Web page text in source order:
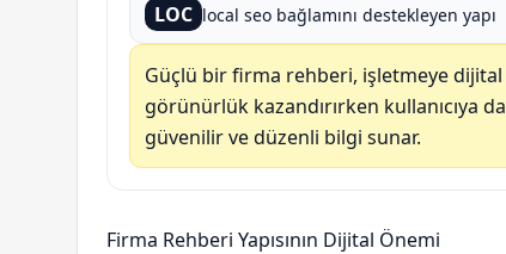
LOC local seo bağlamını destekleyen yapı
Güçlü bir firma rehberi, işletmeye dijital
görünürlük kazandırırken kullanıcıya da
güvenilir ve düzenli bilgi sunar.
Firma Rehberi Yapısının Dijital Önemi